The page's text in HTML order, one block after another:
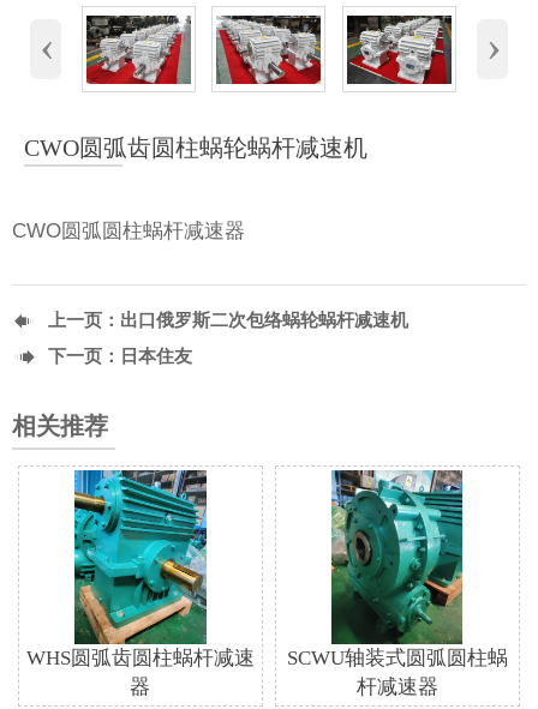
‹ ›
CWO圆弧齿圆柱蜗轮蜗杆减速机
CWO圆弧圆柱蜗杆减速器
 上一页： 出口俄罗斯二次包络蜗轮蜗杆减速机
 下一页： 日本住友
相关推荐
WHS圆弧齿圆柱蜗杆减速
器
SCWU轴装式圆弧圆柱蜗
杆减速器